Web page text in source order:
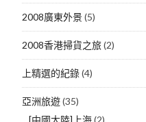
2008廣東外景(5)
2008香港掃貨之旅(2)
上精選的紀錄(4)
亞洲旅遊(35)
[中國大陸]上海(2)